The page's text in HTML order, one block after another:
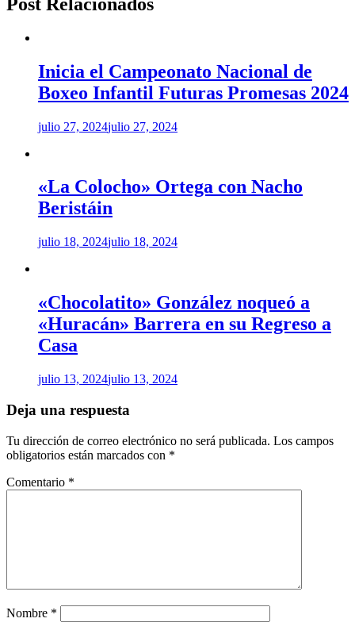
Inicia el Campeonato Nacional de
Boxeo Infantil Futuras Promesas 2024
julio 27, 2024julio 27, 2024
«La Colocho» Ortega con Nacho
Beristáin
julio 18, 2024julio 18, 2024
«Chocolatito» González noqueó a
«Huracán» Barrera en su Regreso a
Casa
julio 13, 2024julio 13, 2024
Deja una respuesta
Tu dirección de correo electrónico no será publicada. Los campos
obligatorios están marcados con *
Comentario *
Nombre *